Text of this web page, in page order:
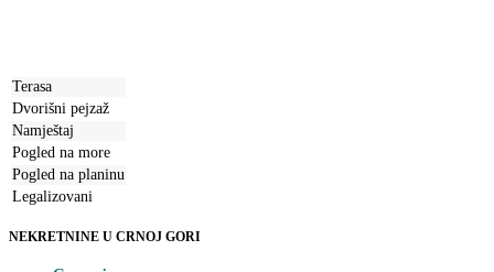
Terasa
Dvorišni pejzaž
Namještaj
Pogled na more
Pogled na planinu
Legalizovani
NEKRETNINE U CRNOJ GORI